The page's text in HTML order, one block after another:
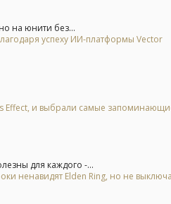
на юнити без...
успеху ИИ-платформы Vector
Effect, и выбрали самые
для каждого -...
ненавидят Elden Ring, но не